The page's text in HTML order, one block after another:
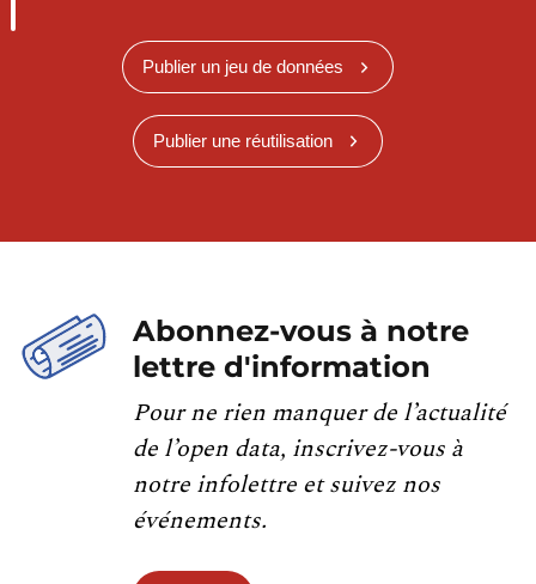
Publier un jeu de données
Publier une réutilisation
Abonnez-vous à notre
lettre d'information
Pour ne rien manquer de l’actualité
de l’open data, inscrivez-vous à
notre infolettre et suivez nos
événements.